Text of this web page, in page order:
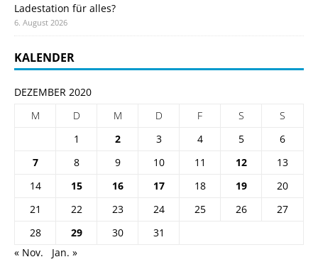
Ladestation für alles?
6. August 2026
KALENDER
DEZEMBER 2020
M
D M D F S
S
1
2 3 4 5
6
7
8 9 10 11 12
13
14
15 16 17 18 19
20
21
22 23 24 25 26
27
28
29 30
31
« Nov.
Jan. »